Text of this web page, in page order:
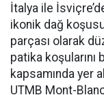
İtalya ile
ikonik dağ
parçası olarak
patika
kapsamında yer
UTMB Mont-